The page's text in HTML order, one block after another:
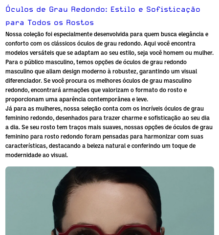
Óculos de Grau Redondo: Estilo e Sofisticação
para Todos os Rostos
Nossa coleção foi especialmente desenvolvida para quem busca elegância e
conforto com os clássicos óculos de grau redondo. Aqui você encontra
modelos versáteis que se adaptam ao seu estilo, seja você homem ou mulher.
Para o público masculino, temos opções de óculos de grau redondo
masculinoque aliam design moderno à robustez, garantindo um visual
diferenciador. Se você procura os melhores óculos de grau masculino
redondo, encontrará armações que valorizam o formato do rosto e
proporcionam uma aparência contemporânea e leve.
Já para as mulheres, nossa seleção conta com os incríveis óculos de grau
feminino redondo, desenhados para trazer charme e sofisticação ao seu dia
a dia. Se seu rosto tem traços mais suaves, nossas opções de óculos de grau
feminino para rosto redondoforam pensadas para harmonizar com suas
características, destacando a beleza natural e conferindo um toque de
modernidade ao visual.